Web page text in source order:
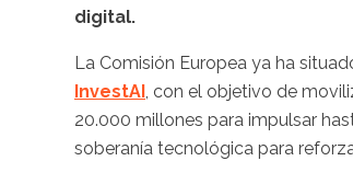
digital.
La Comisión Europea ya ha
InvestAI , con el objetivo de
20.000 millones para impulsar
soberanía tecnológica para